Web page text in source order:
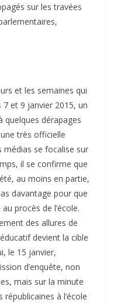
sur les travées
et les semaines qui
et 9 janvier 2015, un
dérapages
très officielle
médias se focalise sur
il se confirme que
au moins en partie,
davantage pour que
procès de l’école.
des allures de
devient la cible
le 15 janvier,
d’enquête, non
mais sur la minute
à l’école